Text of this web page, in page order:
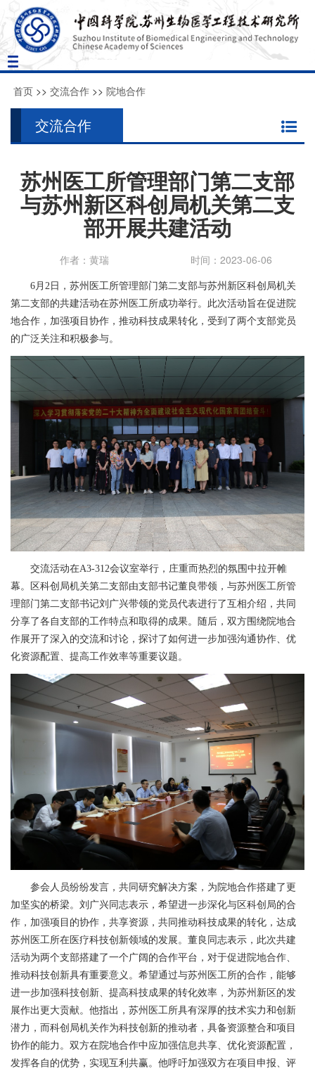
Toggle
navigation
首页 >> 交流合作 >> 院地合作
交流合作
苏州医工所管理部门第二支部
与苏州新区科创局机关第二支
部开展共建活动
作者：黄瑞 时间：2023-06-06
6 月 2 日，苏州医工所管理部门第二支部与苏州新区科创局机关
第二支部的共建活动在苏州医工所成功举行。此次活动旨在促进院
地合作，加强项目协作，推动科技成果转化，受到了两个支部党员
的广泛关注和积极参与。
交流活动在A3-312会议室举行，庄重而热烈的氛围中拉开帷
幕。区科创局机关第二支部由支部书记董良带领，与苏州医工所管
理部门第二支部书记刘广兴带领的党员代表进行了互相介绍，共同
分享了各自支部的工作特点和取得的成果。随后，双方围绕院地合
作展开了深入的交流和讨论，探讨了如何进一步加强沟通协作、优
化资源配置、提高工作效率等重要议题。
参会人员纷纷发言，共同研究解决方案，为院地合作搭建了更
加坚实的桥梁。刘广兴同志表示，希望进一步深化与区科创局的合
作，加强项目的协作，共享资源，共同推动科技成果的转化，达成
苏州医工所在医疗科技创新领域的发展。董良同志表示，此次共建
活动为两个支部搭建了一个广阔的合作平台，对于促进院地合作、
推动科技创新具有重要意义。希望通过与苏州医工所的合作，能够
进一步加强科技创新、提高科技成果的转化效率，为苏州新区的发
展作出更大贡献。他指出，苏州医工所具有深厚的技术实力和创新
潜力，而科创局机关作为科技创新的推动者，具备资源整合和项目
协作的能力。双方在院地合作中应加强信息共享、优化资源配置，
发挥各自的优势，实现互利共赢。他呼吁加强双方在项目申报、评